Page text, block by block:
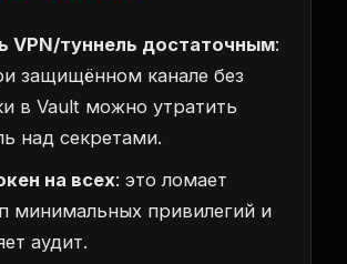
VPN/туннель достаточным:
защищённом канале без
в Vault можно утратить
над секретами.
на всех: это ломает
минимальных привилегий и
аудит.